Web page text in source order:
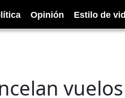
Opinión Estilo de